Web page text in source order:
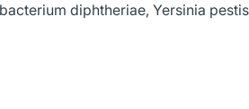
diphtheriae, Yersinia